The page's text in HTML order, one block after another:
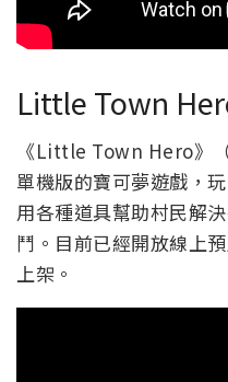
Little Town
《Little Town Hero》
單機版的寶可夢遊戲，
用各種道具幫助村民解
鬥。目前已經開放線上
上架。